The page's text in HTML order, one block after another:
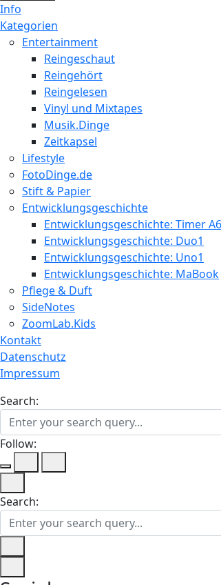
Info
Kategorien
Entertainment
Reingeschaut
Reingehört
Reingelesen
Vinyl und Mixtapes
Musik.Dinge
Zeitkapsel
Lifestyle
FotoDinge.de
Stift & Papier
Entwicklungsgeschichte
Entwicklungsgeschichte: Timer A6
Entwicklungsgeschichte: Duo1
Entwicklungsgeschichte: Uno1
Entwicklungsgeschichte: MaBook
Pflege & Duft
SideNotes
ZoomLab.Kids
Kontakt
Datenschutz
Impressum
Search:
Follow:
Search: